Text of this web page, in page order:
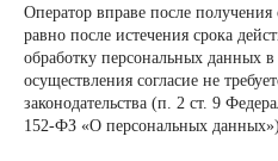
Оператор вправе после получения
равно после истечения срока
обработку персональных данных
осуществления согласие не
законодательства (п. 2 ст. 9
152-ФЗ «О персональных